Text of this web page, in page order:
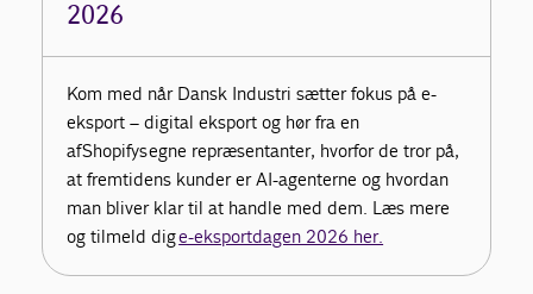
2026
Kom med når Dansk Industri sætter fokus på e-
eksport – digital eksport og hør fra en
afShopifysegne repræsentanter, hvorfor de tror på,
at fremtidens kunder er AI-agenterne og hvordan
man bliver klar til at handle med dem. Læs mere
og tilmeld dige-eksportdagen 2026 her.